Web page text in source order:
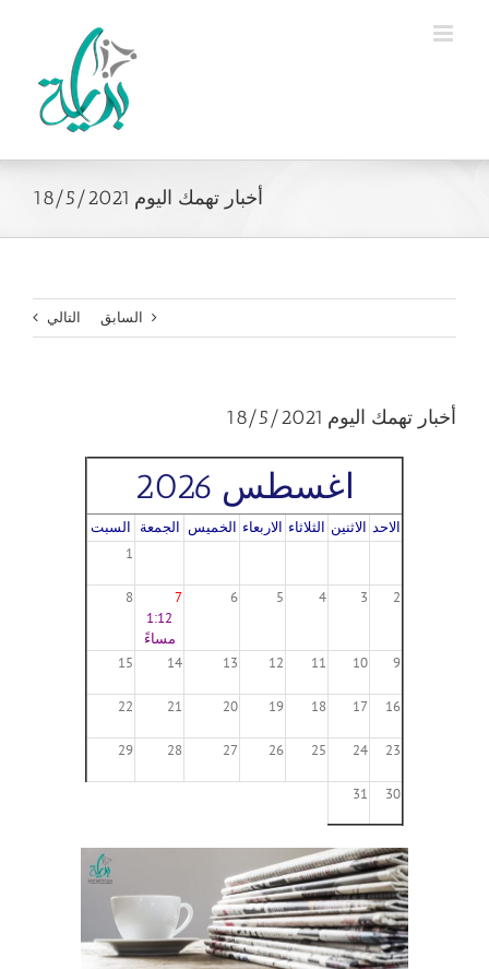
أخبار تهمك اليوم 18/5/2021
السابق التالي
أخبار تهمك اليوم 18/5/2021
اغسطس 2026
الاحد الاثنين الثلاثاء الاربعاء الخميس الجمعة السبت
1
2
3
4
5
6
7
1:12
مساءً
8
9
10
11
12
13
14
15
16
17
18
19
20
21
22
23
24
25
26
27
28
29
30
31